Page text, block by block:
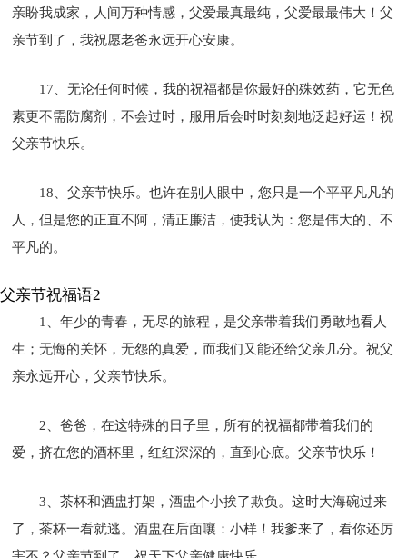
亲盼我成家，人间万种情感，父爱最真最纯，父爱最最伟大！父
亲节到了，我祝愿老爸永远开心安康。
17、无论任何时候，我的祝福都是你最好的殊效药，它无色
素更不需防腐剂，不会过时，服用后会时时刻刻地泛起好运！祝
父亲节快乐。
18、父亲节快乐。也许在别人眼中，您只是一个平平凡凡的
人，但是您的正直不阿，清正廉洁，使我认为：您是伟大的、不
平凡的。
父亲节祝福语2
1、年少的青春，无尽的旅程，是父亲带着我们勇敢地看人
生；无悔的关怀，无怨的真爱，而我们又能还给父亲几分。祝父
亲永远开心，父亲节快乐。
2、爸爸，在这特殊的日子里，所有的祝福都带着我们的
爱，挤在您的酒杯里，红红深深的，直到心底。父亲节快乐！
3、茶杯和酒盅打架，酒盅个小挨了欺负。这时大海碗过来
了，茶杯一看就逃。酒盅在后面嚷：小样！我爹来了，看你还厉